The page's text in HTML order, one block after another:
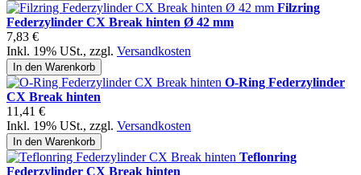
Filzring
Federzylinder CX Break hinten Ø 42 mm
7,83 €
Inkl. 19% USt., zzgl. Versandkosten
In den Warenkorb
O-Ring Federzylinder
CX Break hinten
11,41 €
Inkl. 19% USt., zzgl. Versandkosten
In den Warenkorb
Teflonring
Federzylinder CX Break hinten